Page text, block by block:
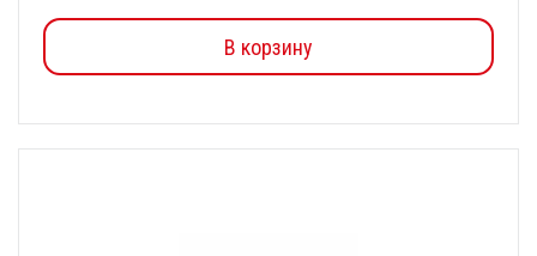
В корзину